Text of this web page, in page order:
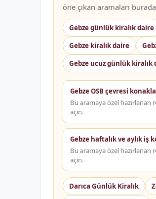
öne çıkan aramaları
Gebze günlük kiralık daire
Gebze kiralık daire
Gebze ucuz günlük kiralık
Gebze OSB çevresi
Bu aramaya özel hazırlanan
açın.
Gebze haftalık ve aylık iş
Bu aramaya özel hazırlanan
açın.
Darıca Günlük Kiralık